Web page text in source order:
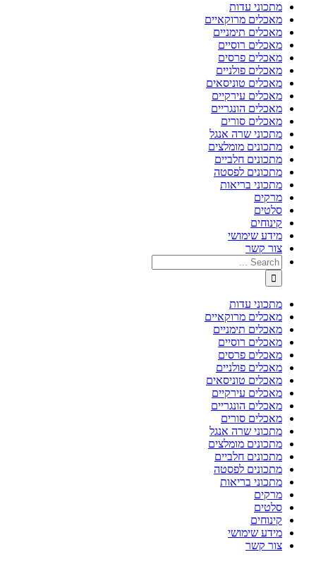
מתכוני עדות
מאכלים מרוקאיים
מאכלים תימניים
מאכלים רוסיים
מאכלים פרסים
מאכלים פולניים
מאכלים טוניסאים
מאכלים עירקיים
מאכלים הונגריים
מאכלים סורים
מתכוני שרה אנגל
מתכונים מומלצים
מתכונים חלביים
מתכונים לפסטה
מתכוני בריאות
מרקים
סלטים
קינוחים
מידע שימושי
צור קשר
מתכוני עדות
מאכלים מרוקאיים
מאכלים תימניים
מאכלים רוסיים
מאכלים פרסים
מאכלים פולניים
מאכלים טוניסאים
מאכלים עירקיים
מאכלים הונגריים
מאכלים סורים
מתכוני שרה אנגל
מתכונים מומלצים
מתכונים חלביים
מתכונים לפסטה
מתכוני בריאות
מרקים
סלטים
קינוחים
מידע שימושי
צור קשר